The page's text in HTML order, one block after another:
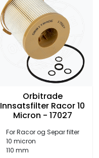
Orbitrade
Innsatsfilter Racor 10
Micron - 17027
For Racor og Separ filter
10 micron
110 mm